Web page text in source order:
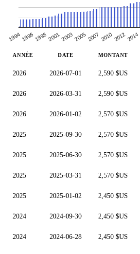
1994 1996 1998200120032005 2007 2010 20122014
ANNÉE DATE MONTANT
2026 2026-07-01 2,590 $US
2026 2026-03-31 2,590 $US
2026 2026-01-02 2,570 $US
2025 2025-09-30 2,570 $US
2025 2025-06-30 2,570 $US
2025 2025-03-31 2,570 $US
2025 2025-01-02 2,450 $US
2024 2024-09-30 2,450 $US
2024 2024-06-28 2,450 $US